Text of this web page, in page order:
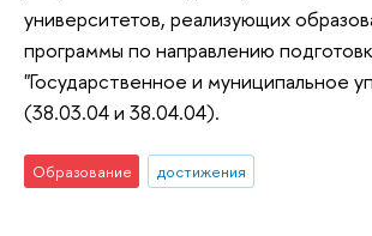
университетов, реализующих
программы по направлению
"Государственное и муниципальное
(38.03.04 и 38.04.04).
Образование достижения